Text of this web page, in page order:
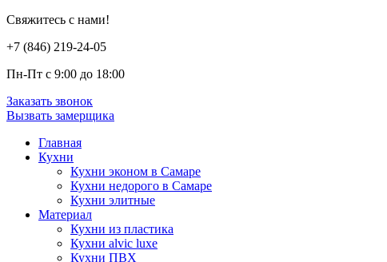
Свяжитесь с нами!
+7 (846) 219-24-05
Пн-Пт с 9:00 до 18:00
Заказать звонок
Вызвать замерщика
Главная
Кухни
Кухни эконом в Самаре
Кухни недорого в Самаре
Кухни элитные
Материал
Кухни из пластика
Кухни alvic luxe
Кухни ПВХ